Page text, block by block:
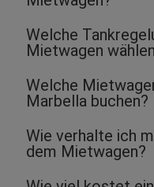
Welche
Mietwagen
Welche
Marbella buchen?
Wie verhalte ich
dem Mietwagen?